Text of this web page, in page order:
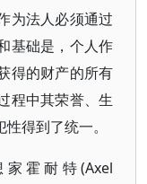
为法人必须通过
基础是，个人作
得的财产的所有
程中其荣誉、生
得到了统一。
霍耐特(Axel